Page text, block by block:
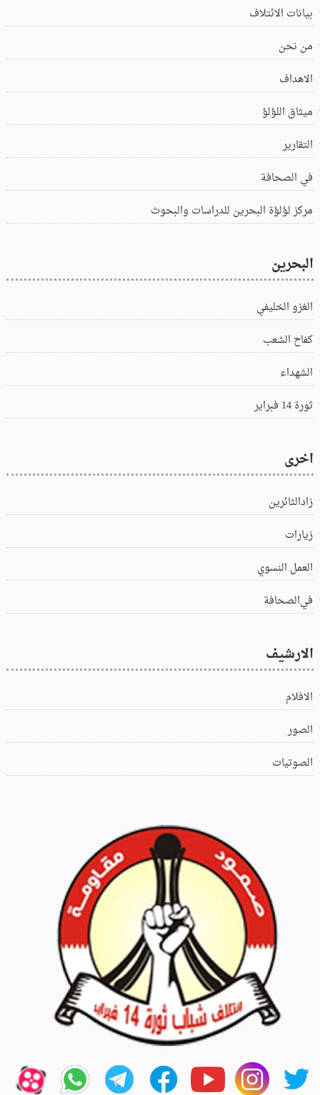
بيانات الائتلاف
من نحن
الاهداف
ميثاق اللؤلؤ
التقارير
في الصحافة
مركز لؤلؤة البحرين للدراسات والبحوث
البحرين
الغزو الخليفي
كفاح الشعب
الشهداء
ثورة 14 فبراير
اخرى
زادالثائرين
زيارات
العمل النسوي
في‌الصحافة
الارشيف
الافلام
الصور
الصوتيات